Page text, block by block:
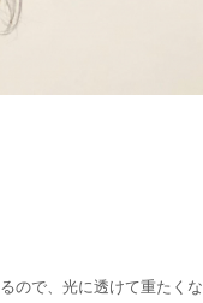
ので、光に透けて重たくな